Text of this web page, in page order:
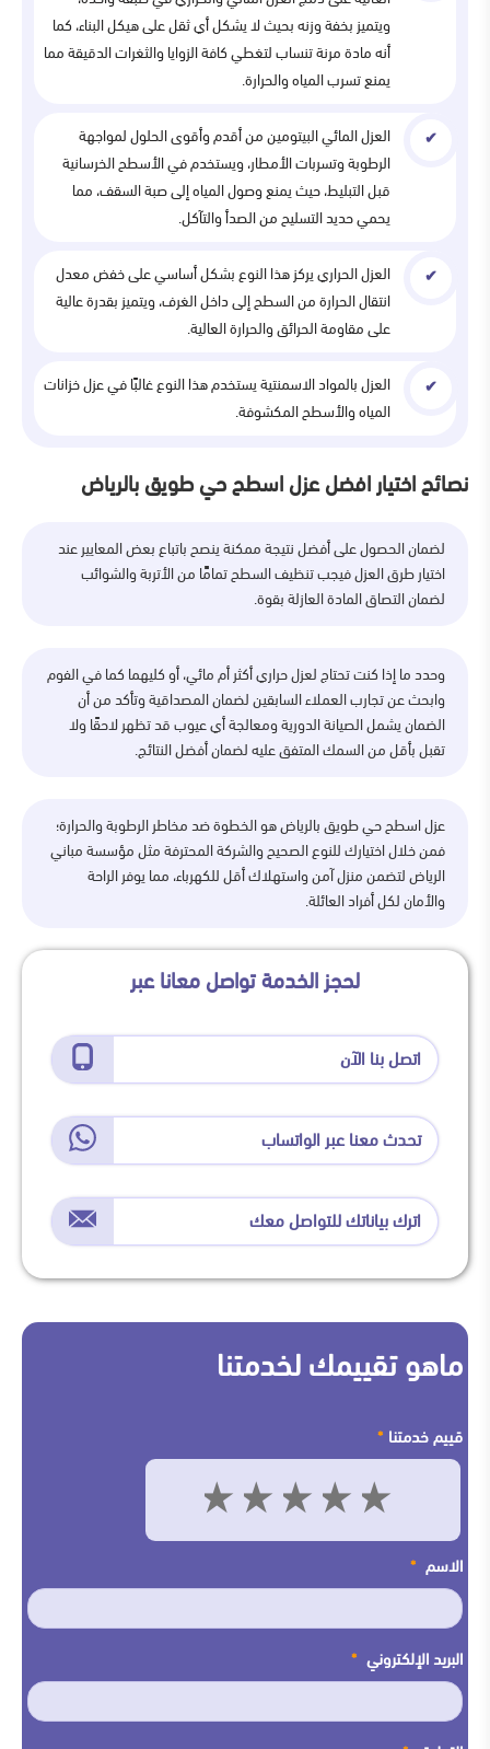
ويتميز بخفة وزنه بحيث لا يشكل أي ثقل على هيكل البناء، كما
أنه مادة مرنة تنساب لتغطي كافة الزوايا والثغرات الدقيقة مما
يمنع تسرب المياه والحرارة.
العزل المائي البيتومين من أقدم وأقوى الحلول لمواجهة
الرطوبة وتسربات الأمطار، ويستخدم في الأسطح الخرسانية
قبل التبليط، حيث يمنع وصول المياه إلى صبة السقف، مما
يحمي حديد التسليح من الصدأ والتآكل.
العزل الحراري يركز هذا النوع بشكل أساسي على خفض معدل
انتقال الحرارة من السطح إلى داخل الغرف، ويتميز بقدرة عالية
على مقاومة الحرائق والحرارة العالية.
العزل بالمواد الاسمنتية يستخدم هذا النوع غالبًا في عزل خزانات
المياه والأسطح المكشوفة.
نصائح اختيار افضل عزل اسطح حي طويق بالرياض
لضمان الحصول على أفضل نتيجة ممكنة ينصح باتباع بعض المعايير عند
اختيار طرق العزل فيجب تنظيف السطح تمامًَا من الأتربة والشوائب
لضمان التصاق المادة العازلة بقوة.
وحدد ما إذا كنت تحتاج لعزل حراري أكثر أم مائي، أو كليهما كما في الفوم
وابحث عن تجارب العملاء السابقين لضمان المصداقية وتأكد من أن
الضمان يشمل الصيانة الدورية ومعالجة أي عيوب قد تظهر لاحقًا ولا
تقبل بأقل من السمك المتفق عليه لضمان أفضل النتائج.
عزل اسطح حي طويق بالرياض هو الخطوة ضد مخاطر الرطوبة والحرارة؛
فمن خلال اختيارك للنوع الصحيح والشركة المحترفة مثل مؤسسة مباني
الرياض لتضمن منزل آمن واستهلاك أقل للكهرباء، مما يوفر الراحة
والأمان لكل أفراد العائلة.
لحجز الخدمة تواصل معانا عبر
اتصل بنا الآن
تحدث معنا عبر الواتساب
اترك بياناتك للتواصل معك
ماهو تقييمك لخدمتنا
قييم خدمتنا *
4 3 2 1
الاسم *
البريد الإلكتروني *